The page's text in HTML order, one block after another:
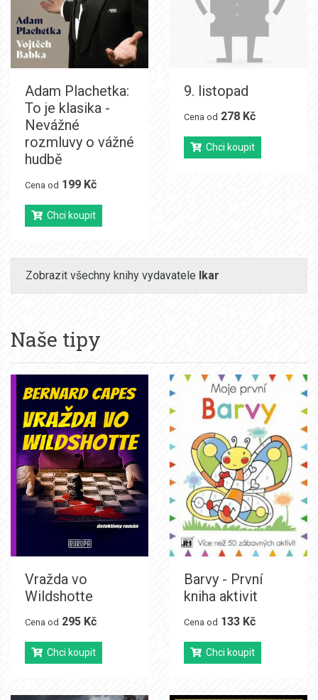
Adam Plachetka:
To je klasika -
Nevážné
rozmluvy o vážné
hudbě
Cena od 199 Kč
Chci koupit
9. listopad
Cena od 278 Kč
Chci koupit
Zobrazit všechny knihy vydavatele Ikar
Naše tipy
Vražda vo
Wildshotte
Cena od 295 Kč
Chci koupit
Barvy - První
kniha aktivit
Cena od 133 Kč
Chci koupit